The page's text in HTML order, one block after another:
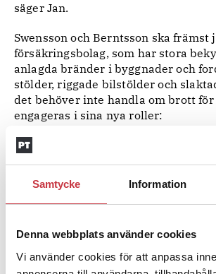
Samtycke Information
Denna webbplats använder cookies
Vi använder cookies för att anpassa
säger Jan.
Swensson och Berntsson ska främst
försäkringsbolag, som har stora
anlagda bränder i byggnader och
stölder, riggade bilstölder och
det behöver inte handla om brott för
engageras i sina nya roller:
hantverkare slarvat och orsakat
annat bolag därför ska betala.
Sina befogenheter som poliser har
stället för att anlita SKL, Statens
Provningsanstalt och Lunds
motsvarande utrustning.